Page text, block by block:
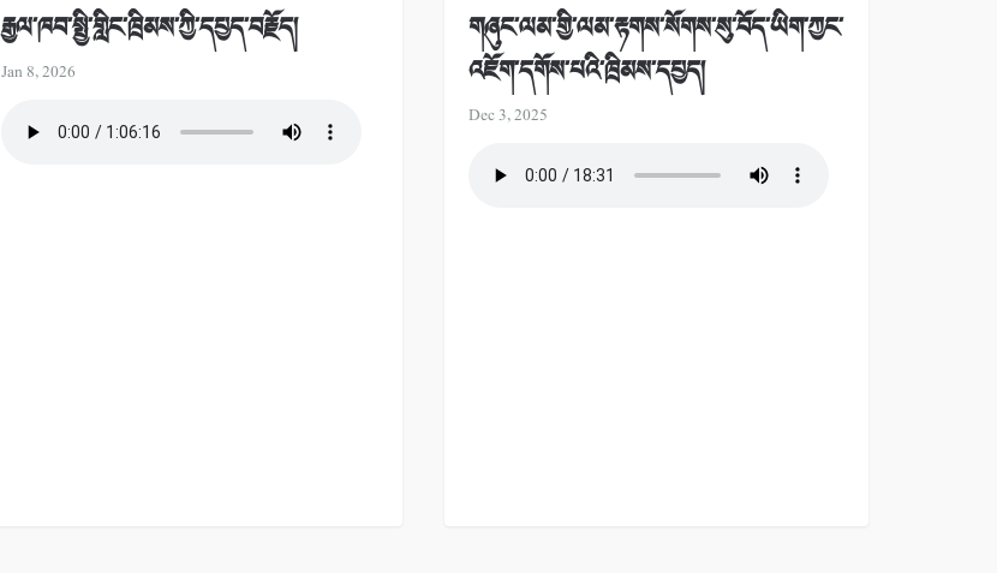
རྒྱལ་ཁབ་སྤྱི་གླིང་ཁྲིམས་ཀྱི་དཔྱད་བརྗོད།
Jan 8, 2026
གཞུང་ལམ་གྱི་ལམ་རྟགས་སོགས་སུ་བོད་ཡིག་ཀྱང་
འཇོག་དགོས་པའི་ཁྲིམས་དཔྱད།
Dec 3, 2025